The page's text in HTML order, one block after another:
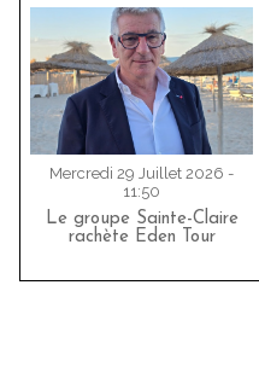
Mercredi 29 Juillet 2026 -
11:50
Le groupe Sainte-Claire
rachète Eden Tour